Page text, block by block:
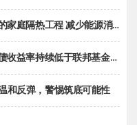
庭隔热工程 减少能源消耗
续低于联邦基金利率目标区间
和反弹，警惕筑底可能性